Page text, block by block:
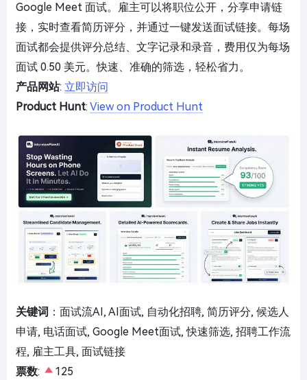
Google Meet 面试。雇主可以将职位公开，分享申请链
接，实时查看简历评分，并通过一键发送面试链接。每场
面试都会提供评分总结、文字记录和录音，费用仅为每场
面试 0.50 美元。快速、准确的筛选，轻松省力。
产品网站: 立即访问
Product Hunt: View on Product Hunt
关键词 ：面试流AI, AI面试, 自动化招聘, 简历评分, 候选人
申请, 电话面试, Google Meet面试, 快速筛选, 招聘工作流
程, 雇主工具, 面试链接
票数:
125